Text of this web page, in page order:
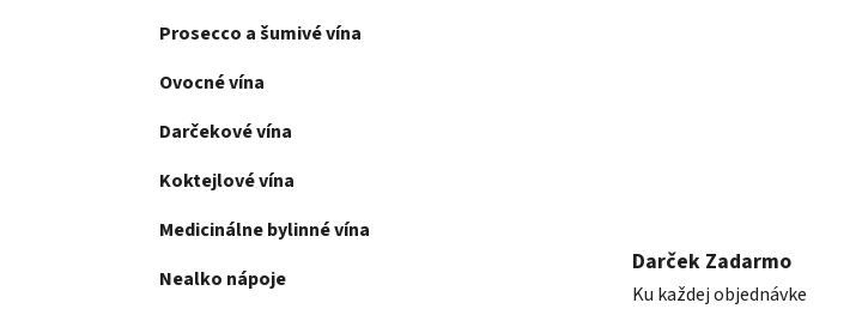
Prosecco a šumivé vína
Ovocné vína
Darčekové vína
Koktejlové vína
Medicinálne bylinné vína
Nealko nápoje
Darček Zadarmo
Ku každej objednávke